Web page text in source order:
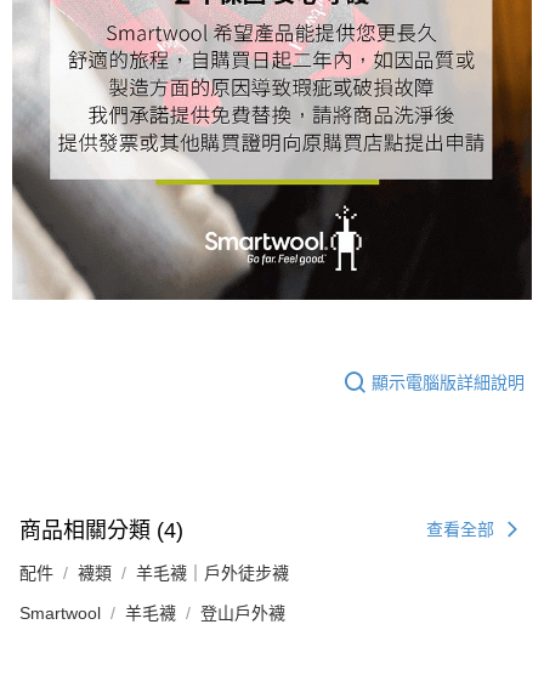
顯示電腦版詳細說明
商品相關分類 (4) 查看全部
配件 襪類 羊毛襪｜戶外徒步襪
Smartwool 羊毛襪 登山戶外襪